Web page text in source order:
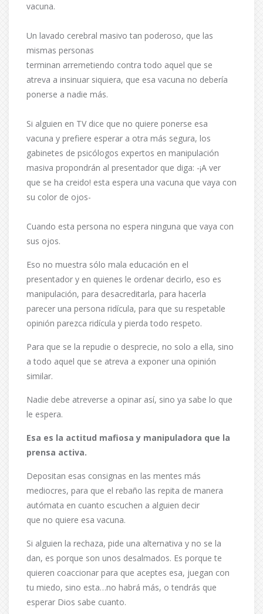
vacuna.
Un lavado cerebral masivo tan poderoso, que las
mismas personas
terminan arremetiendo contra todo aquel que se
atreva a insinuar siquiera, que esa vacuna no debería
ponerse a nadie más.
Si alguien en TV dice que no quiere ponerse esa
vacuna y prefiere esperar a otra más segura, los
gabinetes de psicólogos expertos en manipulación
masiva propondrán al presentador que diga: -¡A ver
que se ha creido! esta espera una vacuna que vaya con
su color de ojos-
Cuando esta persona no espera ninguna que vaya con
sus ojos.
Eso no muestra sólo mala educación en el
presentador y en quienes le ordenar decirlo, eso es
manipulación, para desacreditarla, para hacerla
parecer una persona ridícula, para que su respetable
opinión parezca ridícula y pierda todo respeto.
Para que se la repudie o desprecie, no solo a ella, sino
a todo aquel que se atreva a exponer una opinión
similar.
Nadie debe atreverse a opinar así, sino ya sabe lo que
le espera.
Esa es la actitud mafiosa y manipuladora que la
prensa activa.
Depositan esas consignas en las mentes más
mediocres, para que el rebaño las repita de manera
autómata en cuanto escuchen a alguien decir
que no quiere esa vacuna.
Si alguien la rechaza, pide una alternativa y no se la
dan, es porque son unos desalmados. Es porque te
quieren coaccionar para que aceptes esa, juegan con
tu miedo, sino esta…no habrá más, o tendrás que
esperar Dios sabe cuanto.